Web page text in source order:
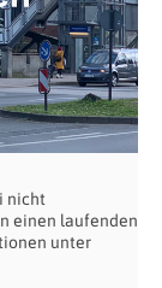
nicht
einen laufenden
unter